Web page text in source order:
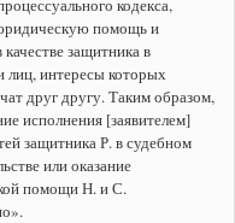
помощь и
защитника в
лиц, интересы которых
друг другу. Таким образом,
исполнения [заявителем]
защитника Р. в судебном
или оказание
помощи Н. и С.